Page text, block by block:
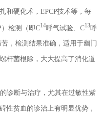
和硬化术，EPCP技术等，每
检测（即C14呼气试验、C13呼
，检测结果准确，适用于幽门
杆菌根除，大大提高了消化道
诊断与治疗，尤其在过敏性紫
性贫血的诊治上有明显优势，